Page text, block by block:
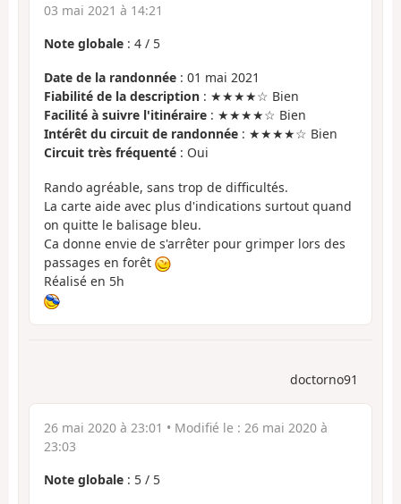
03 mai 2021 à 14:21
Note globale : 4 / 5
Date de la randonnée : 01 mai 2021
Fiabilité de la description : ★★★★☆ Bien
Facilité à suivre l'itinéraire : ★★★★☆ Bien
Intérêt du circuit de randonnée : ★★★★☆ Bien
Circuit très fréquenté : Oui
Rando agréable, sans trop de difficultés.
La carte aide avec plus d'indications surtout quand
on quitte le balisage bleu.
Ca donne envie de s'arrêter pour grimper lors des
passages en forêt
Réalisé en 5h
doctorno91
26 mai 2020 à 23:01 • Modifié le : 26 mai 2020 à
23:03
Note globale : 5 / 5